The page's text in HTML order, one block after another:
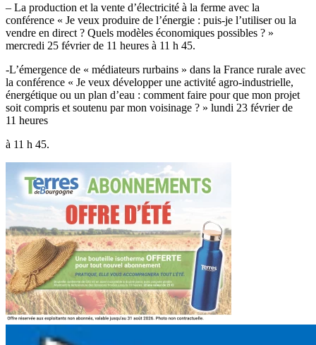
– La production et la vente d’électricité à la ferme avec la
conférence « Je veux produire de l’énergie : puis-je l’utiliser ou la
vendre en direct ? Quels modèles économiques possibles ? »
mercredi 25 février de 11 heures à 11 h 45.
-L’émergence de « médiateurs rurbains » dans la France rurale avec
la conférence « Je veux développer une activité agro-industrielle,
énergétique ou un plan d’eau : comment faire pour que mon projet
soit compris et soutenu par mon voisinage ? » lundi 23 février de
11 heures
à 11 h 45.